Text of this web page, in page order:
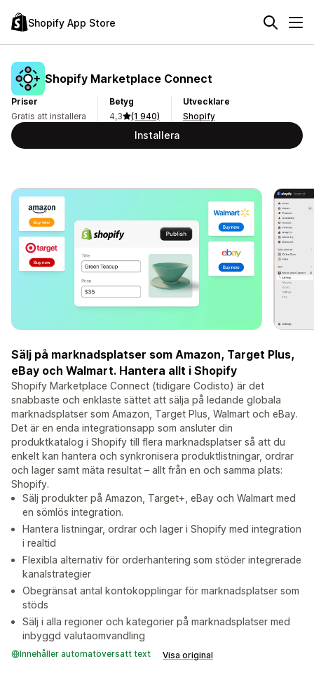
Shopify App Store
Shopify Marketplace Connect
Priser
Gratis att installera
Betyg
4,3
(1 940)
Utvecklare
Shopify
Installera
Sälj på marknadsplatser som Amazon, Target Plus,
eBay och Walmart. Hantera allt i Shopify
Shopify Marketplace Connect (tidigare Codisto) är det
snabbaste och enklaste sättet att sälja på ledande globala
marknadsplatser som Amazon, Target Plus, Walmart och eBay.
Det är en enda integrationsapp som ansluter din
produktkatalog i Shopify till flera marknadsplatser så att du
enkelt kan hantera och synkronisera produktlistningar, ordrar
och lager samt mäta resultat – allt från en och samma plats:
Shopify.
Sälj produkter på Amazon, Target+, eBay och Walmart med
en sömlös integration.
Hantera listningar, ordrar och lager i Shopify med integration
i realtid
Flexibla alternativ för orderhantering som stöder integrerade
kanalstrategier
Obegränsat antal kontokopplingar för marknadsplatser som
stöds
Sälj i alla regioner och kategorier på marknadsplatser med
inbyggd valutaomvandling
Innehåller automatöversatt text Visa original